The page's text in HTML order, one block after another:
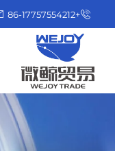
+86-17757554212